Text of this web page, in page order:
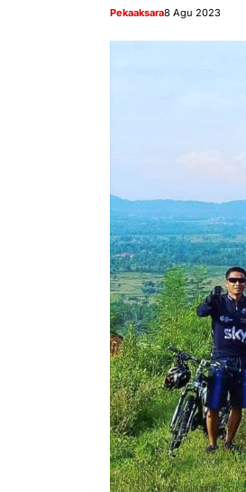
Pekaaksara8 Agu 2023